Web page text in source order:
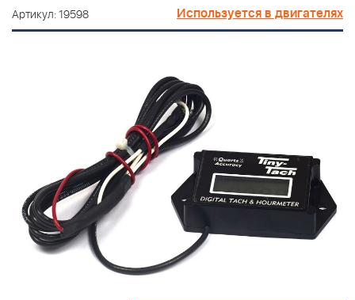
Артикул: 19598 Используется в двигателях